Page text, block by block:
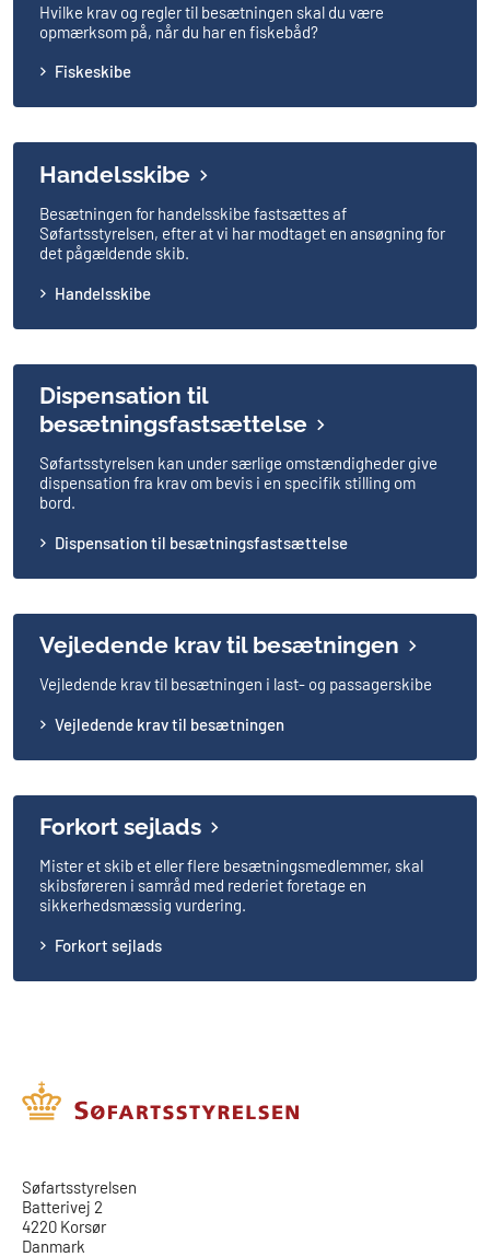
Hvilke krav og regler til besætningen skal du være
opmærksom på, når du har en fiskebåd?
Fiskeskibe
Handelsskibe
Besætningen for handelsskibe fastsættes af
Søfartsstyrelsen, efter at vi har modtaget en ansøgning for
det pågældende skib.
Handelsskibe
Dispensation til
besætningsfastsættelse
Søfartsstyrelsen kan under særlige omstændigheder give
dispensation fra krav om bevis i en specifik stilling om
bord.
Dispensation til besætningsfastsættelse
Vejledende krav til besætningen
Vejledende krav til besætningen i last- og passagerskibe
Vejledende krav til besætningen
Forkort sejlads
Mister et skib et eller flere besætningsmedlemmer, skal
skibsføreren i samråd med rederiet foretage en
sikkerhedsmæssig vurdering.
Forkort sejlads
​​Søfartsstyrelsen
Batterivej 2
4220 Korsør
Danmark